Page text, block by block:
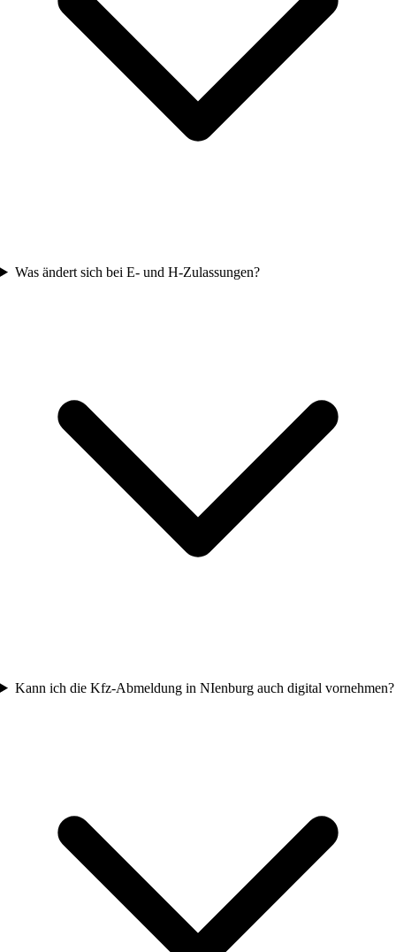
Was ändert sich bei E- und H-Zulassungen?
Kann ich die Kfz-Abmeldung in NIenburg auch digital vornehmen?